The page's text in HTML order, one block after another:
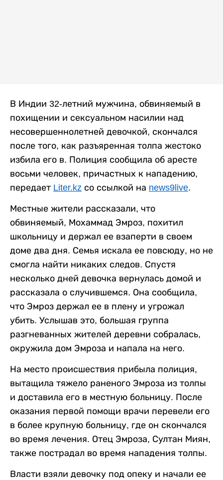
В Индии 32-летний мужчина, обвиняемый в
похищении и сексуальном насилии над
несовершеннолетней девочкой, скончался
после того, как разъяренная толпа жестоко
избила его в. Полиция сообщила об аресте
восьми человек, причастных к нападению,
передает Liter.kz со ссылкой на news9live.
Местные жители рассказали, что
обвиняемый, Мохаммад Эмроз, похитил
школьницу и держал ее взаперти в своем
доме два дня. Семья искала ее повсюду, но не
смогла найти никаких следов. Спустя
несколько дней девочка вернулась домой и
рассказала о случившемся. Она сообщила,
что Эмроз держал ее в плену и угрожал
убить. Услышав это, большая группа
разгневанных жителей деревни собралась,
окружила дом Эмроза и напала на него.
На место происшествия прибыла полиция,
вытащила тяжело раненого Эмроза из толпы
и доставила его в местную больницу. После
оказания первой помощи врачи перевели его
в более крупную больницу, где он скончался
во время лечения. Отец Эмроза, Султан Миян,
также пострадал во время нападения толпы.
Власти взяли девочку под опеку и начали ее